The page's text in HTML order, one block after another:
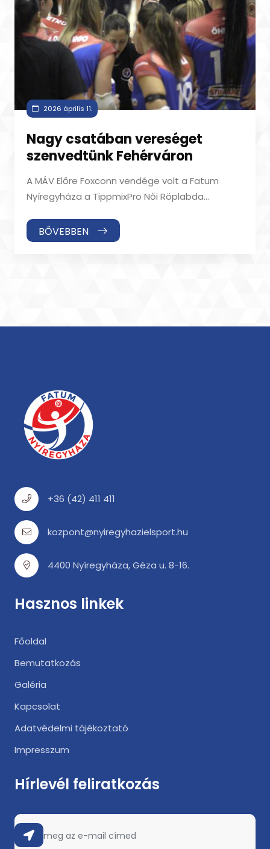
2026 április 11.
Nagy csatában vereséget
szenvedtünk Fehérváron
A MÁV Előre Foxconn vendége volt a Fatum
Nyíregyháza a TippmixPro Női Röplabda
BŐVEBBEN
+36 (42) 411 411
kozpont@nyiregyhazielsport.hu
4400 Nyíregyháza, Géza u. 8-16.
Hasznos linkek
Főoldal
Bemutatkozás
Galéria
Kapcsolat
Adatvédelmi tájékoztató
Impresszum
Hírlevél feliratkozás